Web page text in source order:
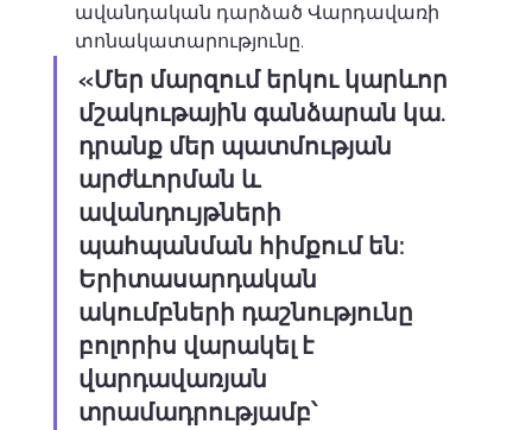
ավանդական դարձած Վարդավառի
տոնակատարությունը.
«Մեր մարզում երկու կարևոր
մշակութային գանձարան կա.
դրանք մեր պատմության
արժևորման և
ավանդույթների
պահպանման հիմքում են:
Երիտասարդական
ակումբների դաշնությունը
բոլորիս վարակել է
վարդավառյան
տրամադրությամբ՝